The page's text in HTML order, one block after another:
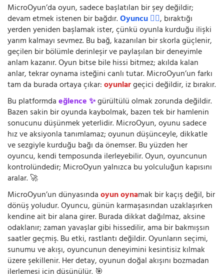
MicroOyun’da oyun, sadece başlatılan bir şey değildir;
devam etmek istenen bir bağdır.Oyuncu 🧍‍♂️, bıraktığı
yerden yeniden başlamak ister, çünkü oyunla kurduğu ilişki
yarım kalmayı sevmez. Bu bağ, kazanılan bir skorla güçlenir,
geçilen bir bölümle derinleşir ve paylaşılan bir deneyimle
anlam kazanır. Oyun bitse bile hissi bitmez; akılda kalan
anlar, tekrar oynama isteğini canlı tutar. MicroOyun’un farkı
tam da burada ortaya çıkar:oyunlargeçici değildir, iz bırakır.
Bu platformdaeğlence ✨gürültülü olmak zorunda değildir.
Bazen sakin bir oyunda kaybolmak, bazen tek bir hamlenin
sonucunu düşünmek yeterlidir. MicroOyun, oyunu sadece
hız ve aksiyonla tanımlamaz; oyunun düşünceyle, dikkatle
ve sezgiyle kurduğu bağı da önemser. Bu yüzden her
oyuncu, kendi temposunda ilerleyebilir. Oyun, oyuncunun
kontrolündedir; MicroOyun yalnızca bu yolculuğun kapısını
aralar. 🚀
MicroOyun’un dünyasındaoyun oynamak bir kaçış değil, bir
dönüş yoludur. Oyuncu, günün karmaşasından uzaklaşırken
kendine ait bir alana girer. Burada dikkat dağılmaz, aksine
odaklanır; zaman yavaşlar gibi hissedilir, ama bir bakmışsın
saatler geçmiş. Bu etki, rastlantı değildir. Oyunların seçimi,
sunumu ve akışı, oyuncunun deneyimini kesintisiz kılmak
üzere şekillenir. Her detay, oyunun doğal akışını bozmadan